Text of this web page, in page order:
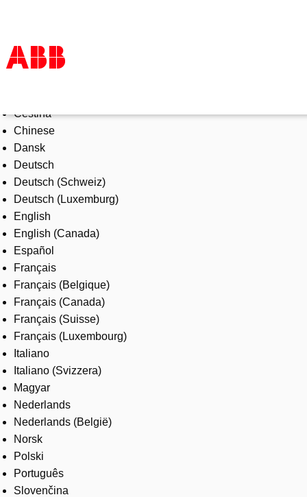
Products & Solutions
Industries
Services
About us
Where to buy
Contact us
Careers
Čeština
Chinese
Dansk
Deutsch
Deutsch (Schweiz)
Deutsch (Luxemburg)
English
English (Canada)
Español
Français
Français (Belgique)
Français (Canada)
Français (Suisse)
Français (Luxembourg)
Italiano
Italiano (Svizzera)
Magyar
Nederlands
Nederlands (België)
Norsk
Polski
Português
Slovenčina